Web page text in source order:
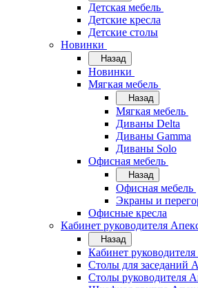
Детская мебель
Детские кресла
Детские столы
Новинки
Назад
Новинки
Мягкая мебель
Назад
Мягкая мебель
Диваны Delta
Диваны Gamma
Диваны Solo
Офисная мебель
Назад
Офисная мебель
Экраны и
Офисные кресла
Кабинет руководителя
Назад
Кабинет
Столы для заседаний
Столы руководителя